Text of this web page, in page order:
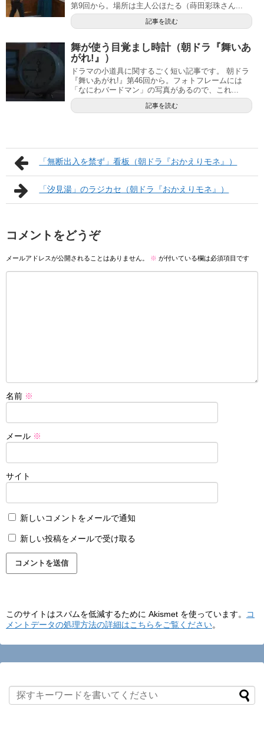
第9回から。場所は主人公ほたる（蒔田彩珠さん...
記事を読む
舞が使う目覚まし時計（朝ドラ『舞いあ
がれ!』）
ドラマの小道具に関するごく短い記事です。 朝ドラ
『舞いあがれ!』第46回から。フォトフレームには
「なにわバードマン」の写真があるので、これ...
記事を読む
「無断出入を禁ず」看板（朝ドラ『おかえりモネ』）
「汐見湯」のラジカセ（朝ドラ『おかえりモネ』）
コメントをどうぞ
メールアドレスが公開されることはありません。 ※ が付いている欄は必須項目です
名前 ※
メール ※
サイト
新しいコメントをメールで通知
新しい投稿をメールで受け取る
このサイトはスパムを低減するために Akismet を使っています。
コ
メントデータの処理方法の詳細はこちらをご覧ください。